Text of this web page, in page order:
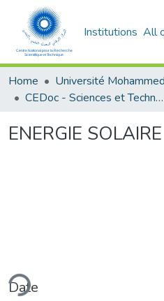
Institutions All
Home
CEDoc - Sciences et Techniques pour l’ingénieur
ENERGIE SOLAIRE
Date